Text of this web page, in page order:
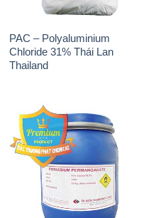
PAC – Polyaluminium
Chloride 31% Thái Lan
Thailand